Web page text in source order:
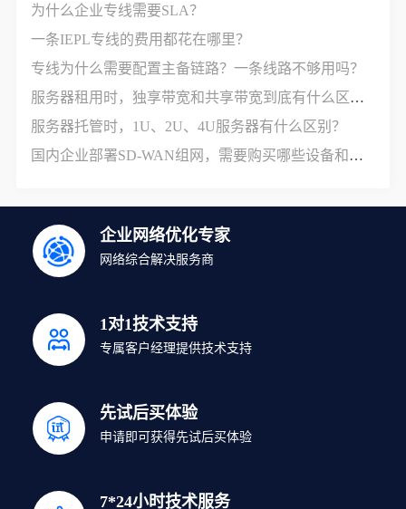
为什么企业专线需要SLA？
一条IEPL专线的费用都花在哪里？
专线为什么需要配置主备链路？一条线路不够用吗？
服务器租用时，独享带宽和共享带宽到底有什么区别？
服务器托管时，1U、2U、4U服务器有什么区别？
国内企业部署SD-WAN组网，需要购买哪些设备和服务？
企业网络优化专家
网络综合解决服务商
1对1技术支持
专属客户经理提供技术支持
先试后买体验
申请即可获得先试后买体验
7*24小时技术服务